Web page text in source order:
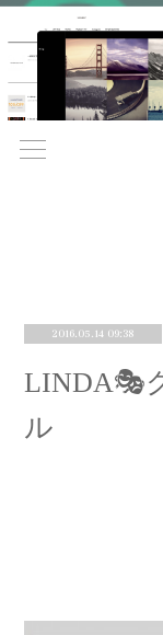
2016.05.14 09:38
LINDA🎭
ル